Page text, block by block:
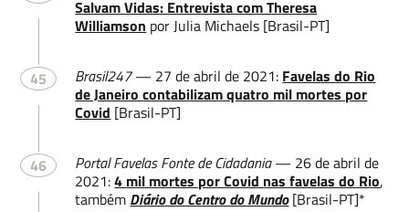
Salvam Vidas: Entrevista com Theresa
Williamson por Julia Michaels [Brasil-PT]
45 Brasil247— 27 de abril de 2021: Favelas do Rio
de Janeiro contabilizam quatro mil mortes por
Covid [Brasil-PT]
46 Portal Favelas Fonte de Cidadania— 26 de abril de
2021:4 mil mortes por Covid nas favelas do Rio,
também Diário do Centro do Mundo[Brasil-PT]*